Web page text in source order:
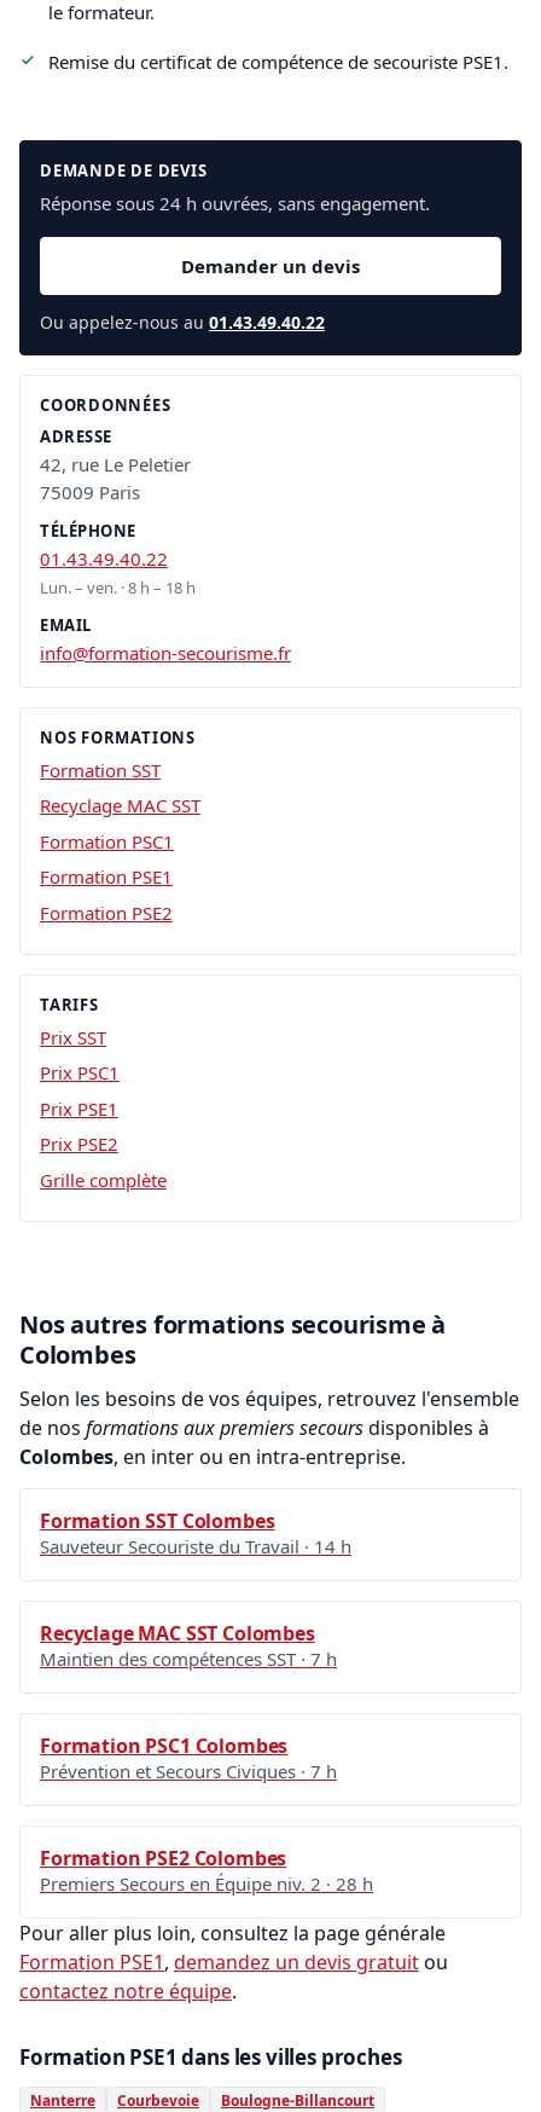
le formateur.
Remise du certificat de compétence de secouriste PSE1.
DEMANDE DE DEVIS
Réponse sous 24 h ouvrées, sans engagement.
Demander un devis
Ou appelez-nous au 01.43.49.40.22
COORDONNÉES
ADRESSE
42, rue Le Peletier
75009 Paris
TÉLÉPHONE
01.43.49.40.22
Lun. – ven. · 8 h – 18 h
EMAIL
info@formation-secourisme.fr
NOS FORMATIONS
Formation SST
Recyclage MAC SST
Formation PSC1
Formation PSE1
Formation PSE2
TARIFS
Prix SST
Prix PSC1
Prix PSE1
Prix PSE2
Grille complète
Nos autres formations secourisme à
Colombes
Selon les besoins de vos équipes, retrouvez l'ensemble
de nos formations aux premiers secoursdisponibles à
Colombes, en inter ou en intra-entreprise.
Formation SST Colombes
Sauveteur Secouriste du Travail · 14 h
Recyclage MAC SST Colombes
Maintien des compétences SST · 7 h
Formation PSC1 Colombes
Prévention et Secours Civiques · 7 h
Formation PSE2 Colombes
Premiers Secours en Équipe niv. 2 · 28 h
Pour aller plus loin, consultez la page générale
Formation PSE1, demandez un devis gratuitou
contactez notre équipe.
Formation PSE1 dans les villes proches
Nanterre Courbevoie
Boulogne-Billancourt